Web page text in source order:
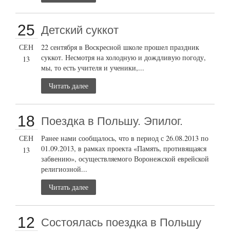
25
СЕН
13
Детский суккот
22 сентября в Воскресной школе прошел праздник
суккот. Несмотря на холодную и дождливую погоду,
мы, то есть учителя и ученики,...
Читать далее
18
СЕН
13
Поездка в Польшу. Эпилог.
Ранее нами сообщалось, что в период с 26.08.2013 по
01.09.2013, в рамках проекта «Память, противящаяся
забвению», осуществляемого Воронежской еврейской
религиозной...
Читать далее
12 Состоялась поездка в Польшу